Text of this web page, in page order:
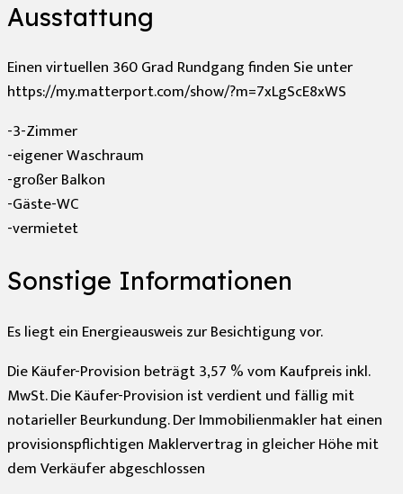
Ausstattung
Einen virtuellen 360 Grad Rundgang finden Sie unter
https://my.matterport.com/show/?m=7xLgScE8xWS
-3-Zimmer
-eigener Waschraum
-großer Balkon
-Gäste-WC
-vermietet
Sonstige Informationen
Es liegt ein Energieausweis zur Besichtigung vor.
Die Käufer-Provision beträgt 3,57 % vom Kaufpreis inkl.
MwSt. Die Käufer-Provision ist verdient und fällig mit
notarieller Beurkundung. Der Immobilienmakler hat einen
provisionspflichtigen Maklervertrag in gleicher Höhe mit
dem Verkäufer abgeschlossen